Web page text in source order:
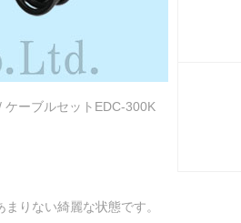
ーブルセットEDC-300K
りない綺麗な状態です。